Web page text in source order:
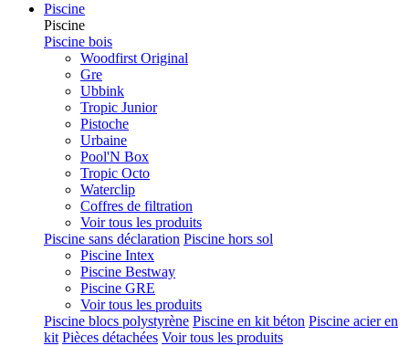
Piscine
Piscine
Piscine bois
Woodfirst Original
Gre
Ubbink
Tropic Junior
Pistoche
Urbaine
Pool'N Box
Tropic Octo
Waterclip
Coffres de filtration
Voir tous les produits
Piscine sans déclaration Piscine hors sol
Piscine Intex
Piscine Bestway
Piscine GRE
Voir tous les produits
Piscine blocs polystyrène Piscine en kit béton Piscine acier en
kit Pièces détachées Voir tous les produits